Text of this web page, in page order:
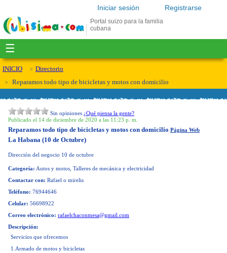
Registrarse
Iniciar sesión
Portal suizo para la familia
cubana
☰
INICIO
Directorio
Reparamos todo tipo de bicicletas y motos con domicilio
Sin opiniones ¿Qué piensa la gente?
Publicado el 14 de diciembre de 2020 a las 11:23 p. m.
Reparamos todo tipo de bicicletas y motos con domicilio Página Web
La Habana (10 de Octubre)
Dirección del negocio 10 de octubre
Categoría: Autos y motos, Talleres de mecánica y electricidad
Contactar con: Rafael o mirelis
Teléfono: 76944646
Celular: 56698922
Correo electrónico: rafaelchaconmesa@gmail.com
Descripción:
Servicios que ofrecemos
1.Armado de motos y bicicletas